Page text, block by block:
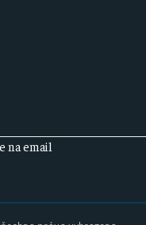
na email